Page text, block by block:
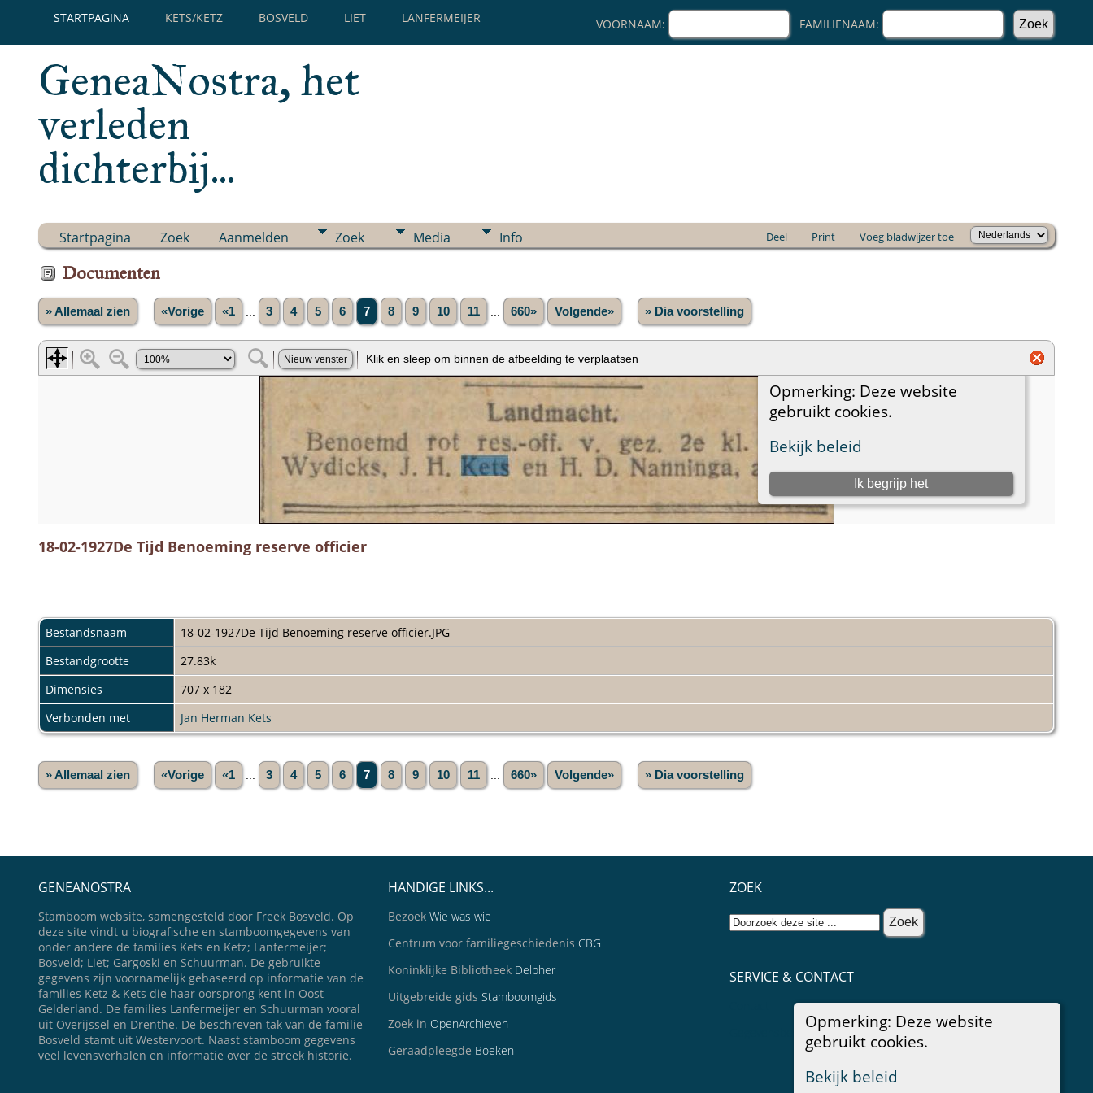
STARTPAGINA KETS/KETZ BOSVELD LIET LANFERMEIJER VOORNAAM: FAMILIENAAM:
GeneaNostra, het
verleden
dichterbij...
Startpagina Zoek Aanmelden Zoek Media Info Deel Print Voeg bladwijzer toe
Opmerking: Deze website
gebruikt cookies.
Bekijk beleid
Documenten
» Allemaal zien «Vorige «1 3 4 5 6 7 8 9 10 11 660» Volgende» » Dia voorstelling
18-02-1927De Tijd Benoeming reserve officier
Bestandsnaam
18-02-1927De Tijd Benoeming reserve officier.JPG
Bestandgrootte
27.83k
Dimensies
707 x 182
Verbonden met
Jan Herman Kets
» Allemaal zien «Vorige «1 3 4 5 6 7 8 9 10 11 660» Volgende» » Dia voorstelling
GENEANOSTRA
Stamboom website, samengesteld door Freek Bosveld. Op
deze site vindt u biografische en stamboomgegevens van
onder andere de families Kets en Ketz; Lanfermeijer;
Bosveld; Liet; Gargoski en Schuurman. De gebruikte
gegevens zijn voornamelijk gebaseerd op informatie van de
families Ketz & Kets die haar oorsprong kent in Oost
Gelderland. De families Lanfermeijer en Schuurman vooral
uit Overijssel en Drenthe. De beschreven tak van de familie
Bosveld stamt uit Westervoort. Naast stamboom gegevens
veel levensverhalen en informatie over de streek historie.
HANDIGE LINKS...
Bezoek Wie was wie
Centrum voor familiegeschiedenis CBG
Koninklijke Bibliotheek Delpher
Uitgebreide gids Stamboomgids
Zoek in OpenArchieven
Geraadpleegde Boeken
ZOEK
SERVICE & CONTACT
Gegevensbescherming